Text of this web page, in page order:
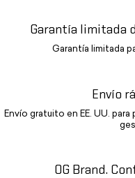
Garantía limitada
Garantía limitada
Envío
Envío gratuito en EE. UU.
OG Brand.